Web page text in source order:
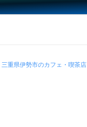
三重県伊勢市のカフェ・喫茶店